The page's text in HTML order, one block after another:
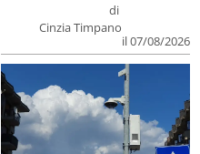
di
Cinzia Timpano
il 07/08/2026